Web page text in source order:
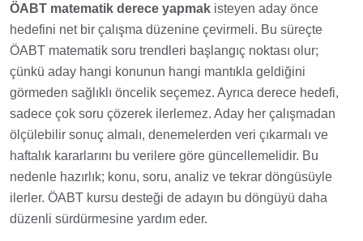
ÖABT matematik derece yapmak isteyen aday önce
hedefini net bir çalışma düzenine çevirmeli. Bu süreçte
ÖABT matematik soru trendleri başlangıç noktası olur;
çünkü aday hangi konunun hangi mantıkla geldiğini
görmeden sağlıklı öncelik seçemez. Ayrıca derece hedefi,
sadece çok soru çözerek ilerlemez. Aday her çalışmadan
ölçülebilir sonuç almalı, denemelerden veri çıkarmalı ve
haftalık kararlarını bu verilere göre güncellemelidir. Bu
nedenle hazırlık; konu, soru, analiz ve tekrar döngüsüyle
ilerler. ÖABT kursu desteği de adayın bu döngüyü daha
düzenli sürdürmesine yardım eder.